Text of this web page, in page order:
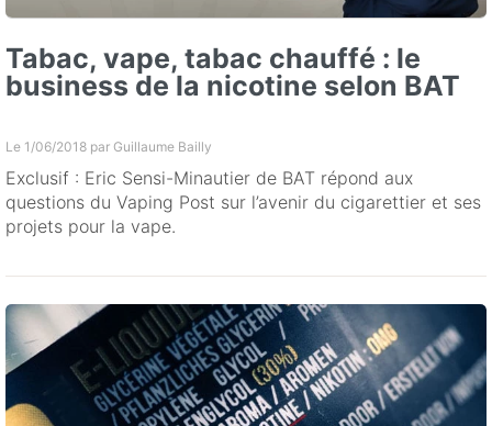
Tabac, vape, tabac chauffé : le
business de la nicotine selon BAT
Le 1/06/2018 par Guillaume Bailly
Exclusif : Eric Sensi-Minautier de BAT répond aux
questions du Vaping Post sur l’avenir du cigarettier et ses
projets pour la vape.